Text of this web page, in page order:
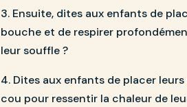
3. Ensuite, dites aux enfants de
bouche et de respirer
leur souffle ?
4. Dites aux enfants de placer
cou pour ressentir la chaleur de